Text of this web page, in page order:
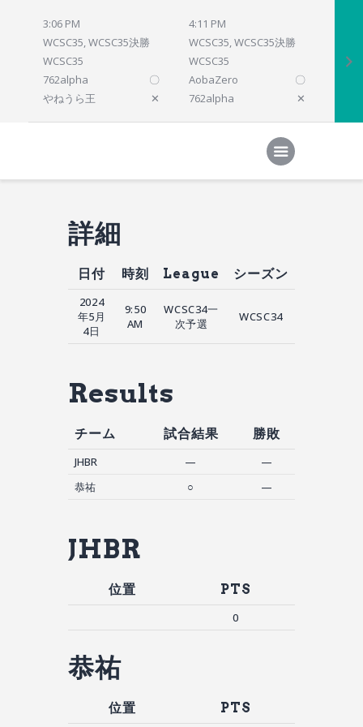
3:06 PM
WCSC35, WCSC35決勝
WCSC35
762alpha
〇
やねうら王
✕
4:11 PM
WCSC35, WCSC35決勝
WCSC35
AobaZero
〇
762alpha
✕
Home
参加プログラム
詳細
日付 時刻 League シーズン
2024
年5月
4日
9:50
AM
WCSC34一
次予選
WCSC34
Results
チーム 試合結果 勝敗
JHBR —
—
恭祐
○ —
JHBR
位置 PTS
0
恭祐
位置 PTS